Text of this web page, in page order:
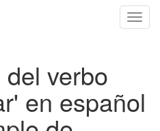
verbo
en español